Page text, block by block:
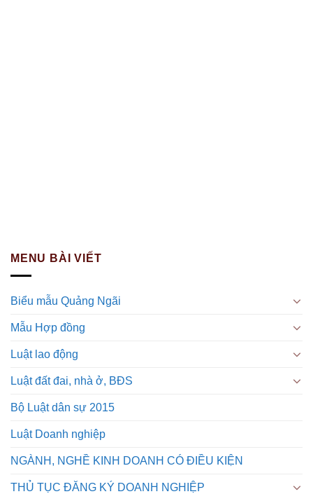
MENU BÀI VIẾT
Biểu mẫu Quảng Ngãi
Mẫu Hợp đồng
Luật lao động
Luật đất đai, nhà ở, BĐS
Bộ Luật dân sự 2015
Luật Doanh nghiệp
NGÀNH, NGHỀ KINH DOANH CÓ ĐIỀU KIỆN
THỦ TỤC ĐĂNG KÝ DOANH NGHIỆP